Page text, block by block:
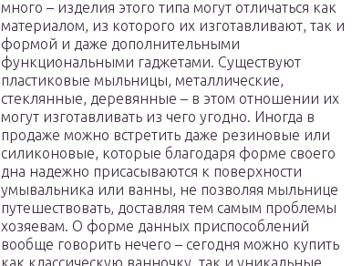
много – изделия этого типа могут отличаться как
материалом, из которого их изготавливают, так и
формой и даже дополнительными
функциональными гаджетами. Существуют
пластиковые мыльницы, металлические,
стеклянные, деревянные – в этом отношении их
могут изготавливать из чего угодно. Иногда в
продаже можно встретить даже резиновые или
силиконовые, которые благодаря форме своего
дна надежно присасываются к поверхности
умывальника или ванны, не позволяя мыльнице
путешествовать, доставляя тем самым проблемы
хозяевам. О форме данных приспособлений
вообще говорить нечего – сегодня можно купить
как классическую ванночку, так и уникальные